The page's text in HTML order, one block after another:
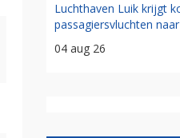
Luchthaven Luik krijgt
passagiersvluchten
04 aug 26